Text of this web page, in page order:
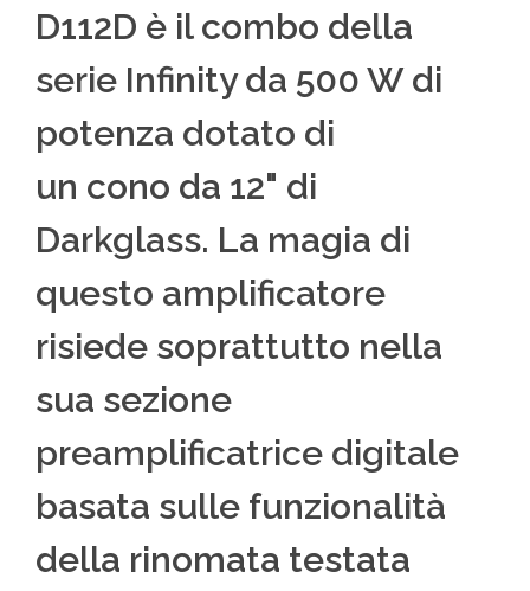
D112D è il combo della
serie Infinity da 500 W di
potenza dotato di
un cono da 12" di
Darkglass. La magia di
questo amplificatore
risiede soprattutto nella
sua sezione
preamplificatrice digitale
basata sulle funzionalità
della rinomata testata